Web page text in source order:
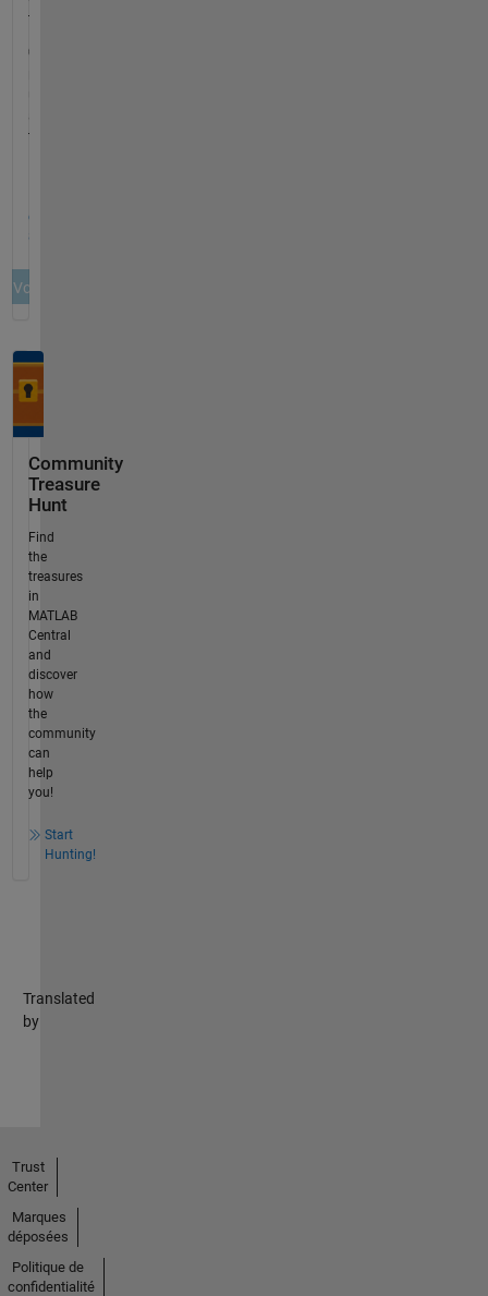
Community
Treasure
Hunt
Find
the
treasures
in
MATLAB
Central
and
discover
how
the
community
can
help
you!
Start
Hunting!
Translated
by
Trust
Center
Marques
déposées
Politique de
confidentialité